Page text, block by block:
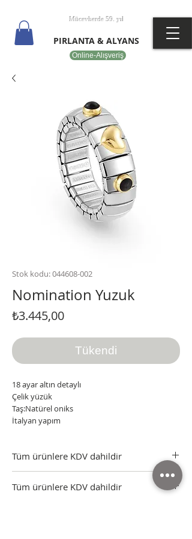
Online-Alışveriş
Mücevherde 59. yıl
PIRLANTA & ALYANS
Stok kodu: 044608-002
Nomination Yuzuk
₺3.445,00Fiyat
Tükendi
18 ayar altın detaylı
Çelik yüzük
Taş:Natürel oniks
İtalyan yapım
Tüm ürünlere KDV dahildir
Tüm ürünler sertifikası, kutusu ve faturasıyla
gönderilmektedir.
Tüm ürünlere KDV dahildir